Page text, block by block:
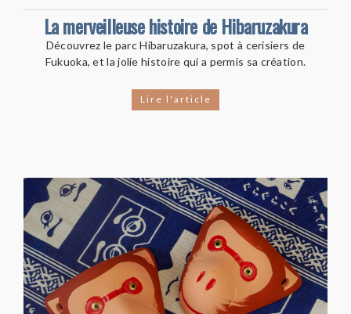
La merveilleuse histoire de Hibaruzakura
Découvrez le parc Hibaruzakura, spot à cerisiers de
Fukuoka, et la jolie histoire qui a permis sa création.
Lire l'article